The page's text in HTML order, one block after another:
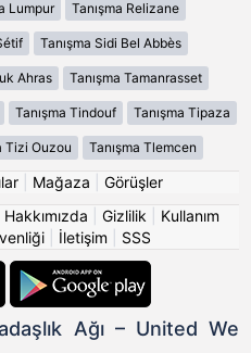
Lumpur Tanışma Relizane
Tanışma Sidi Bel Abbès
Ahras Tanışma Tamanrasset
Tanışma Tindouf Tanışma Tipaza
Tizi Ouzou Tanışma Tlemcen
Mağaza
Görüşler
Hakkımızda Gizlilik
Kullanım
| İletişim SSS
Ağı – United We